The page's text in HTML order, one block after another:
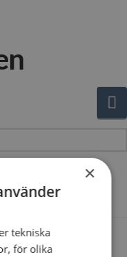
×
tekniska
för olika